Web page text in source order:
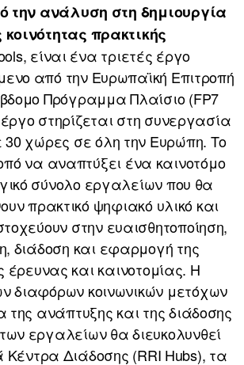
την ανάλυση στη δημιουργία
κοινότητας πρακτικής
είναι ένα τριετές έργο
από την Ευρωπαϊκή Επιτροπή
Πρόγραμμα Πλαίσιο (FP7
στηρίζεται στη συνεργασία
χώρες σε όλη την Ευρώπη. Το
να αναπτύξει ένα καινοτόμο
σύνολο εργαλείων που θα
πρακτικό ψηφιακό υλικό και
στην ευαισθητοποίηση,
διάδοση και εφαρμογή της
έρευνας και καινοτομίας. Η
διαφόρων κοινωνικών μετόχων
της ανάπτυξης και της διάδοσης
εργαλείων θα διευκολυνθεί
Κέντρα Διάδοσης (RRI Hubs), τα